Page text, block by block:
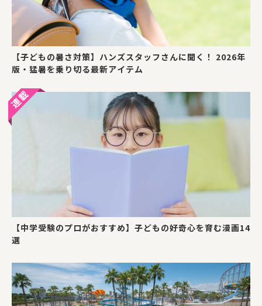
【子どもの暑さ対策】ハンズスタッフさんに聞く！ 2026年
版・猛暑を乗り切る最新アイテム
【中学受験のプロがおすすめ】子どもの好奇心を育む漫画14
選